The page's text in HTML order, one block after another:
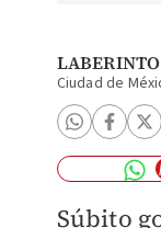
LABERINTO
Ciudad de
Súbito